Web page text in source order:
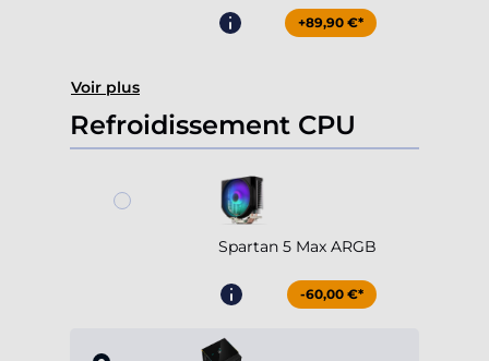
+89,90 €*
Voir plus
Refroidissement CPU
Spartan 5 Max ARGB
-60,00 €*